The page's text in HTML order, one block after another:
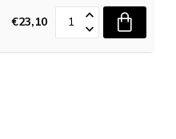
€23,10